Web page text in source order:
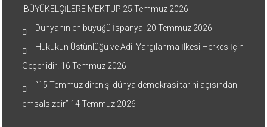
’BÜYÜKELÇİLERE MEKTUP 25 Temmuz 2026
Dünyanın en büyüğü İspanya! 20 Temmuz 2026
Hukukun Üstünlüğü ve Adil Yargılanma İlkesi Herkes İçin
Geçerlidir! 16 Temmuz 2026
“15 Temmuz direnişi dünya demokrasi tarihi açısından
emsalsizdir” 14 Temmuz 2026